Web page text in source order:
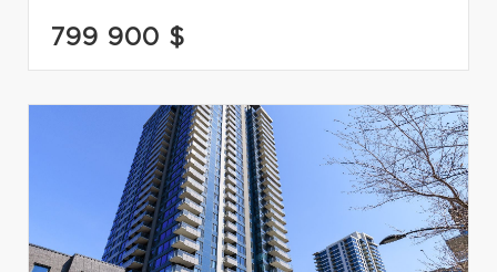
799 900 $